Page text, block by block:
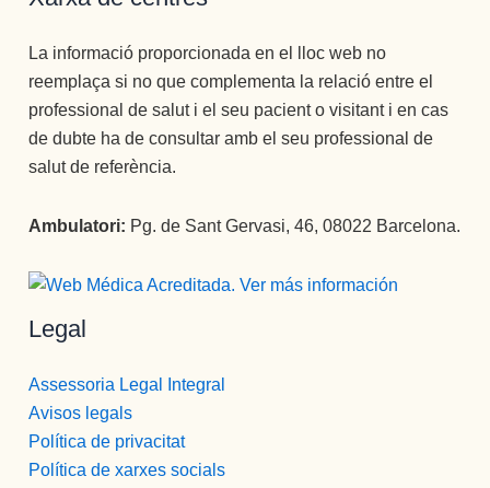
La informació proporcionada en el lloc web no
reemplaça si no que complementa la relació entre el
professional de salut i el seu pacient o visitant i en cas
de dubte ha de consultar amb el seu professional de
salut de referència.
Ambulatori: Pg. de Sant Gervasi, 46, 08022 Barcelona.
Legal
Assessoria Legal Integral
Avisos legals
Política de privacitat
Política de xarxes socials